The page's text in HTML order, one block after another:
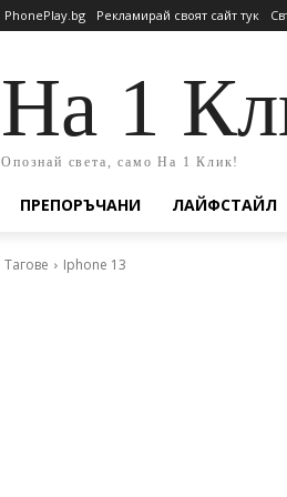
PhonePlay.bg Рекламирай своят сайт тук
На 1
Опознай света, само На 1 Клик!
ПРЕПОРЪЧАНИ ЛАЙФСТАЙЛ
Тагове Iphone 13